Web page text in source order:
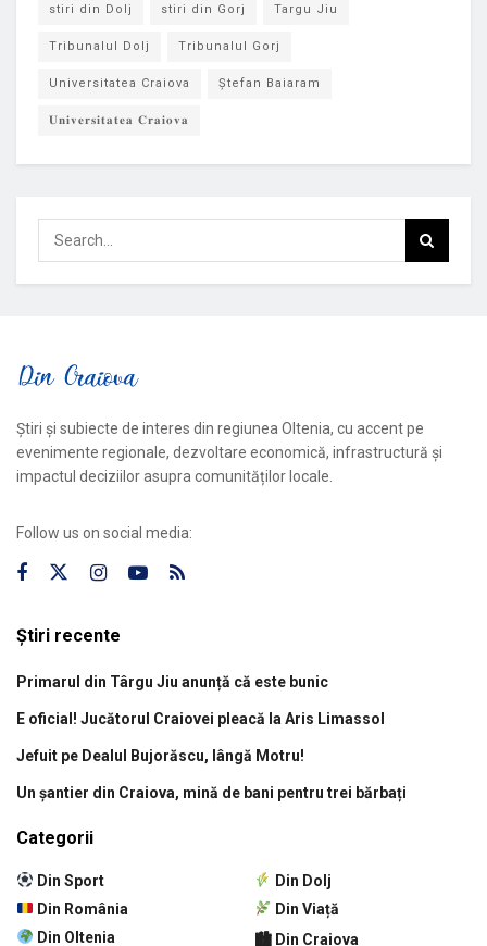
stiri din Dolj stiri din Gorj Targu Jiu
Tribunalul Dolj Tribunalul Gorj
Universitatea Craiova Ștefan Baiaram
𝐔𝐧𝐢𝐯𝐞𝐫𝐬𝐢𝐭𝐚𝐭𝐞𝐚 𝐂𝐫𝐚𝐢𝐨𝐯𝐚
Știri și subiecte de interes din regiunea Oltenia, cu accent pe
evenimente regionale, dezvoltare economică, infrastructură și
impactul deciziilor asupra comunităților locale.
Follow us on social media:
Știri recente
Primarul din Târgu Jiu anunță că este bunic
E oficial! Jucătorul Craiovei pleacă la Aris Limassol
Jefuit pe Dealul Bujorăscu, lângă Motru!
Un șantier din Craiova, mină de bani pentru trei bărbați
Categorii
Din Sport
Din România
Din Oltenia
Din Dolj
Din Viață
🏙 Din Craiova